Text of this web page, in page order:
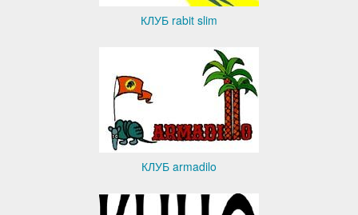
КЛУБ rabit slim
КЛУБ armadilo